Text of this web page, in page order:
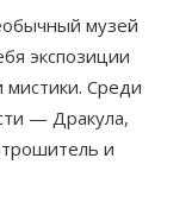
музей
экспозиции
Среди
— Дракула,
и